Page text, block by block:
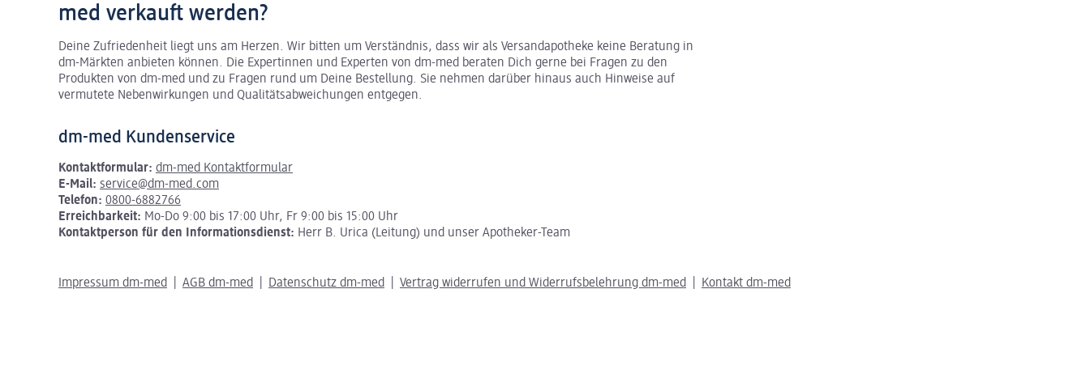
med verkauft werden?
Deine Zufriedenheit liegt uns am Herzen. Wir bitten um Verständnis, dass wir als Versandapotheke keine Beratung in
dm-Märkten anbieten können. Die Expertinnen und Experten von dm-med beraten Dich gerne bei Fragen zu den
Produkten von dm-med und zu Fragen rund um Deine Bestellung. Sie nehmen darüber hinaus auch Hinweise auf
vermutete Nebenwirkungen und Qualitätsabweichungen entgegen.
dm-med Kundenservice
Kontaktformular: dm-med Kontaktformular
E-Mail: service@dm-med.com
Telefon: 0800-6882766
Erreichbarkeit: Mo-Do 9:00 bis 17:00 Uhr, Fr 9:00 bis 15:00 Uhr
Kontaktperson für den Informationsdienst: Herr B. Urica (Leitung) und unser Apotheker-Team
Impressum dm-med AGB dm-med Datenschutz dm-med Vertrag widerrufen und Widerrufsbelehrung dm-med Kontakt dm-med